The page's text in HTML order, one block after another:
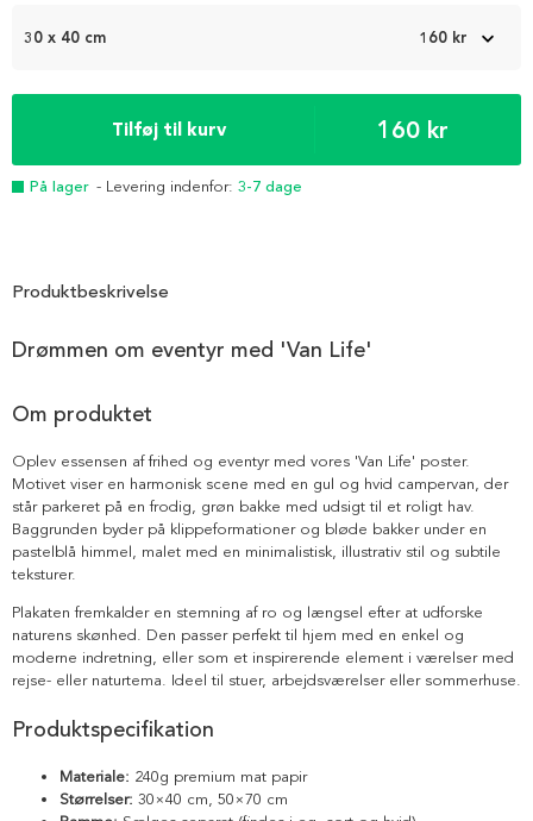
30 x 40 cm 160 kr
Tilføj til kurv 160 kr
På lager - Levering indenfor: 3-7 dage
Produktbeskrivelse
Drømmen om eventyr med 'Van Life'
Om produktet
Oplev essensen af frihed og eventyr med vores 'Van Life' poster.
Motivet viser en harmonisk scene med en gul og hvid campervan, der
står parkeret på en frodig, grøn bakke med udsigt til et roligt hav.
Baggrunden byder på klippeformationer og bløde bakker under en
pastelblå himmel, malet med en minimalistisk, illustrativ stil og subtile
teksturer.
Plakaten fremkalder en stemning af ro og længsel efter at udforske
naturens skønhed. Den passer perfekt til hjem med en enkel og
moderne indretning, eller som et inspirerende element i værelser med
rejse- eller naturtema. Ideel til stuer, arbejdsværelser eller sommerhuse.
Produktspecifikation
Materiale: 240g premium mat papir
Størrelser: 30×40 cm, 50×70 cm